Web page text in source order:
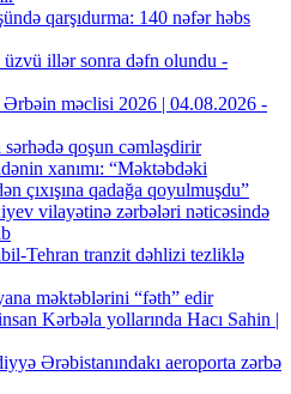
qarşıdurma: 140 nəfər həbs
üzvü illər sonra dəfn olundu -
Ərbəin məclisi 2026 | 04.08.2026 -
qoşun cəmləşdirir
xanımı: “Məktəbdəki
çıxışına qadağa qoyulmuşdu”
vilayətinə zərbələri nəticəsində
Tehran tranzit dəhlizi tezliklə
məktəblərini “fəth” edir
Kərbəla yollarında Hacı Sahin |
Ərəbistanındakı aeroporta zərbə